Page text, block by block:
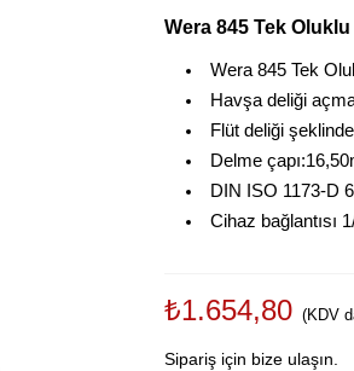
Wera 845 Tek
Wera 845 Tek
Havşa deliği
Flüt deliği
Delme
DIN ISO 1173-D
Cihaz bağlantısı
₺1.654,80 (KDV
Sipariş için bize ulaşın.